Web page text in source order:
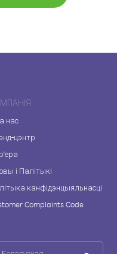
нас
цэнтр
і Палітыкі
канфідэнцыяльнасці
Complaints Code